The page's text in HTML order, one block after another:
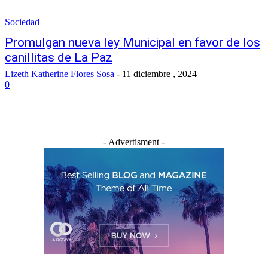
Sociedad
Promulgan nueva ley Municipal en favor de los
canillitas de La Paz
Lizeth Katherine Flores Sosa - 11 diciembre , 2024
0
- Advertisment -